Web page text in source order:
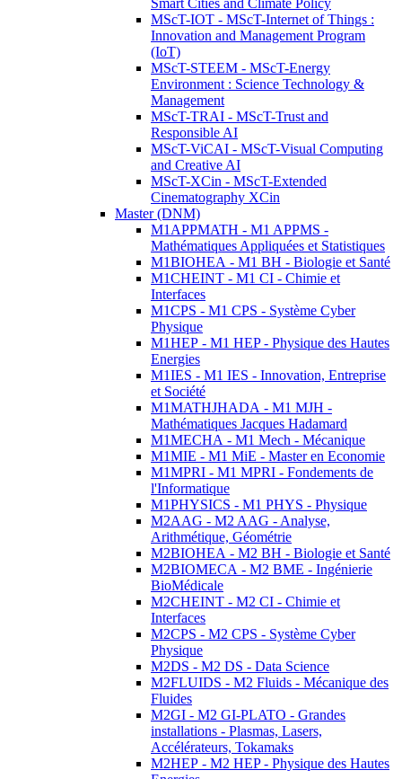
Smart Cities and Climate Policy
MScT-IOT - MScT-Internet of Things :
Innovation and Management Program
(IoT)
MScT-STEEM - MScT-Energy
Environment : Science Technology &
Management
MScT-TRAI - MScT-Trust and
Responsible AI
MScT-ViCAI - MScT-Visual Computing
and Creative AI
MScT-XCin - MScT-Extended
Cinematography XCin
Master (DNM)
M1APPMATH - M1 APPMS -
Mathématiques Appliquées et Statistiques
M1BIOHEA - M1 BH - Biologie et Santé
M1CHEINT - M1 CI - Chimie et
Interfaces
M1CPS - M1 CPS - Système Cyber
Physique
M1HEP - M1 HEP - Physique des Hautes
Energies
M1IES - M1 IES - Innovation, Entreprise
et Société
M1MATHJHADA - M1 MJH -
Mathématiques Jacques Hadamard
M1MECHA - M1 Mech - Mécanique
M1MIE - M1 MiE - Master en Economie
M1MPRI - M1 MPRI - Fondements de
l'Informatique
M1PHYSICS - M1 PHYS - Physique
M2AAG - M2 AAG - Analyse,
Arithmétique, Géométrie
M2BIOHEA - M2 BH - Biologie et Santé
M2BIOMECA - M2 BME - Ingénierie
BioMédicale
M2CHEINT - M2 CI - Chimie et
Interfaces
M2CPS - M2 CPS - Système Cyber
Physique
M2DS - M2 DS - Data Science
M2FLUIDS - M2 Fluids - Mécanique des
Fluides
M2GI - M2 GI-PLATO - Grandes
installations - Plasmas, Lasers,
Accélérateurs, Tokamaks
M2HEP - M2 HEP - Physique des Hautes